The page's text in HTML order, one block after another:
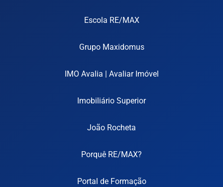
Escola RE/MAX
Grupo Maxidomus
IMO Avalia | Avaliar Imóvel
Imobiliário Superior
João Rocheta
Porquê RE/MAX?
Portal de Formação